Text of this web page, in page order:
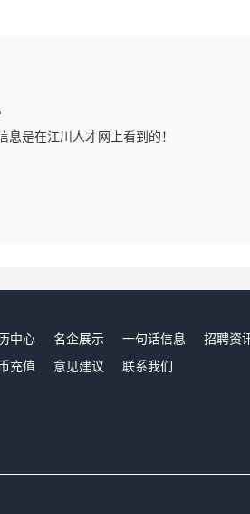
息是在江川人才网上看到的！
中心 名企展示 一句话信息 招聘资
充值 意见建议 联系我们